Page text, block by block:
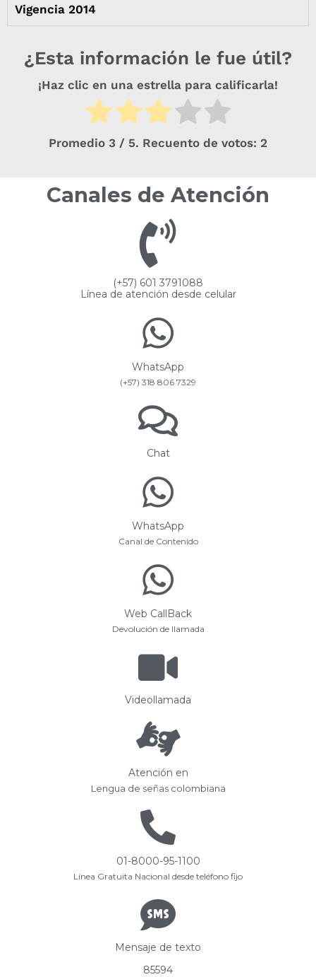
Vigencia 2014
¿Esta información le fue útil?
¡Haz clic en una estrella para calificarla!
Promedio 3 / 5. Recuento de votos: 2
Canales de Atención
(+57) 601 3791088
Línea de atención desde celular
WhatsApp
(+57) 318 806 7329
Chat
WhatsApp
Canal de Contenido
Web CallBack
Devolución de llamada
Videollamada
Atención en
Lengua de señas colombiana
01-8000-95-1100
Línea Gratuita Nacional desde teléfono fijo
Mensaje de texto
85594